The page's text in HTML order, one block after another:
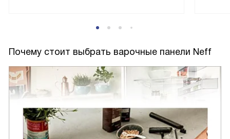
Почему стоит выбрать варочные панели Neff